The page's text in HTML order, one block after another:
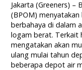
Jakarta (Greeners) –
(BPOM)
berbahaya di dalam
logam berat. Terkait
mengatakan akan
ulang mulai tahun
beberapa depot air